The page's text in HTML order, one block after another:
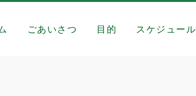
ごあいさつ 目的 スケジュール